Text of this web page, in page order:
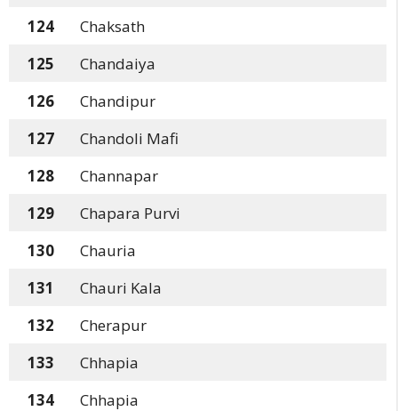
124
Chaksath
125
Chandaiya
126
Chandipur
127
Chandoli Mafi
128
Channapar
129
Chapara Purvi
130
Chauria
131
Chauri Kala
132
Cherapur
133
Chhapia
134
Chhapia